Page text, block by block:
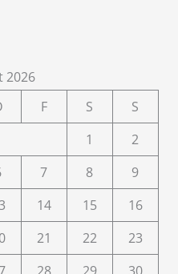
2026
F S
S
1
2
7 8
9
14 15
16
21 22
23